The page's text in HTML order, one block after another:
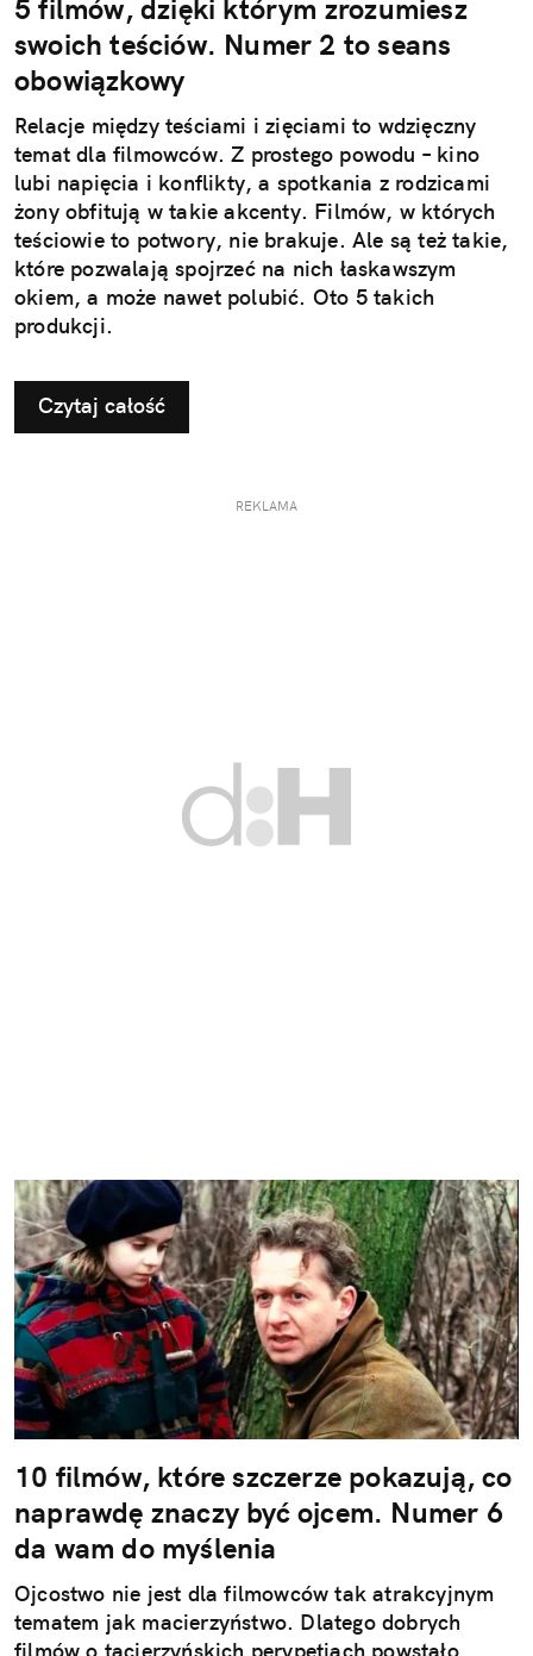
5 filmów, dzięki którym zrozumiesz
swoich teściów. Numer 2 to seans
obowiązkowy
Relacje między teściami i zięciami to wdzięczny
temat dla filmowców. Z prostego powodu – kino
lubi napięcia i konflikty, a spotkania z rodzicami
żony obfitują w takie akcenty. Filmów, w których
teściowie to potwory, nie brakuje. Ale są też takie,
które pozwalają spojrzeć na nich łaskawszym
okiem, a może nawet polubić. Oto 5 takich
produkcji.
Czytaj całość
REKLAMA
10 filmów, które szczerze pokazują, co
naprawdę znaczy być ojcem. Numer 6
da wam do myślenia
Ojcostwo nie jest dla filmowców tak atrakcyjnym
tematem jak macierzyństwo. Dlatego dobrych
filmów o tacierzyńskich perypetiach powstało